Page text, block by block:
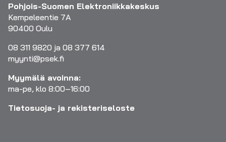
Pohjois-Suomen Elektroniikkakeskus
Kempeleentie 7A
90400 Oulu
08 311 9820 ja 08 377 614
myynti@psek.fi
Myymälä avoinna:
ma-pe, klo 8:00–16:00
Tietosuoja- ja rekisteriseloste